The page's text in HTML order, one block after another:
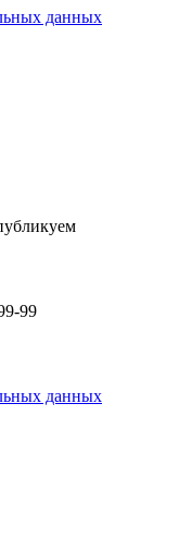
данных
99
данных